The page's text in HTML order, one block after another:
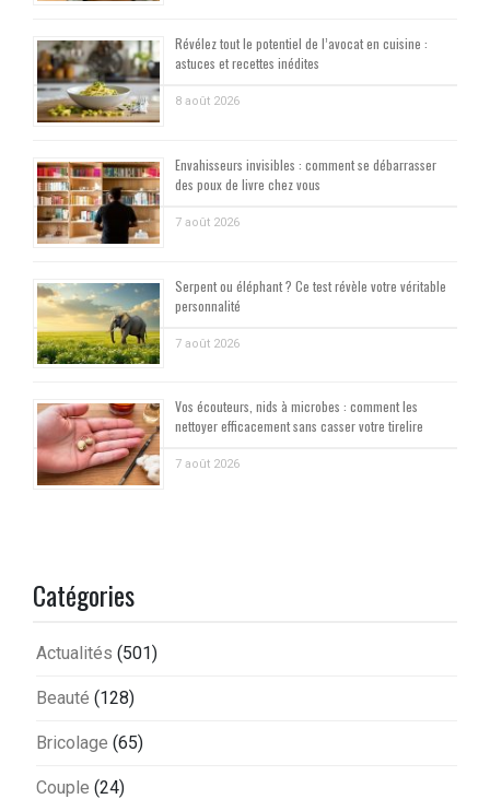
Révélez tout le potentiel de l’avocat en cuisine :
astuces et recettes inédites
8 août 2026
Envahisseurs invisibles : comment se débarrasser
des poux de livre chez vous
7 août 2026
Serpent ou éléphant ? Ce test révèle votre véritable
personnalité
7 août 2026
Vos écouteurs, nids à microbes : comment les
nettoyer efficacement sans casser votre tirelire
7 août 2026
Catégories
Actualités (501)
Beauté (128)
Bricolage (65)
Couple (24)